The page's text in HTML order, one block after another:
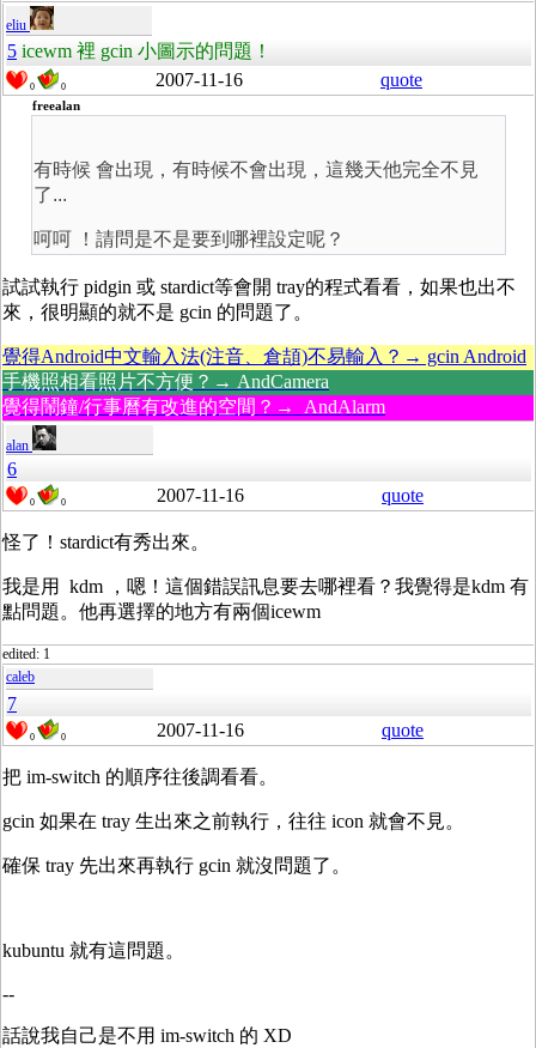
eliu
5 icewm 裡 gcin 小圖示的問題！
0 0 2007-11-16 quote
freealan
有時候 會出現，有時候不會出現，這幾天他完全不見
了...
呵呵 ！請問是不是要到哪裡設定呢？
試試執行 pidgin 或 stardict等會開 tray的程式看看，如果也出不
來，很明顯的就不是 gcin 的問題了。
覺得Android中文輸入法(注音、倉頡)不易輸入？→ gcin Android
手機照相看照片不方便？→ AndCamera
覺得鬧鐘/行事曆有改進的空間？→ AndAlarm
alan
6
0 0 2007-11-16 quote
怪了！stardict有秀出來。
我是用 kdm ，嗯！這個錯誤訊息要去哪裡看？我覺得是kdm 有
點問題。他再選擇的地方有兩個icewm
edited: 1
caleb
7
0 0 2007-11-16 quote
把 im-switch 的順序往後調看看。
gcin 如果在 tray 生出來之前執行，往往 icon 就會不見。
確保 tray 先出來再執行 gcin 就沒問題了。
kubuntu 就有這問題。
--
話說我自己是不用 im-switch 的 XD